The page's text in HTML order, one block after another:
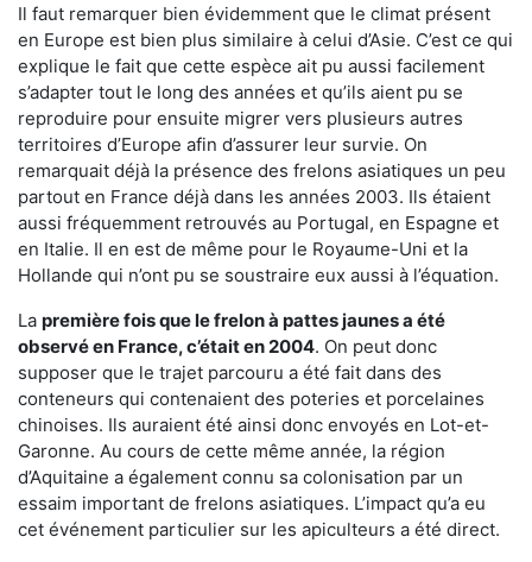
Il faut remarquer bien évidemment que le climat présent
en Europe est bien plus similaire à celui d’Asie. C’est ce qui
explique le fait que cette espèce ait pu aussi facilement
s’adapter tout le long des années et qu’ils aient pu se
reproduire pour ensuite migrer vers plusieurs autres
territoires d’Europe afin d’assurer leur survie. On
remarquait déjà la présence des frelons asiatiques un peu
partout en France déjà dans les années 2003. Ils étaient
aussi fréquemment retrouvés au Portugal, en Espagne et
en Italie. Il en est de même pour le Royaume-Uni et la
Hollande qui n’ont pu se soustraire eux aussi à l’équation.
La première fois que le frelon à pattes jaunes a été
observé en France, c’était en 2004. On peut donc
supposer que le trajet parcouru a été fait dans des
conteneurs qui contenaient des poteries et porcelaines
chinoises. Ils auraient été ainsi donc envoyés en Lot-et-
Garonne. Au cours de cette même année, la région
d’Aquitaine a également connu sa colonisation par un
essaim important de frelons asiatiques. L’impact qu’a eu
cet événement particulier sur les apiculteurs a été direct.